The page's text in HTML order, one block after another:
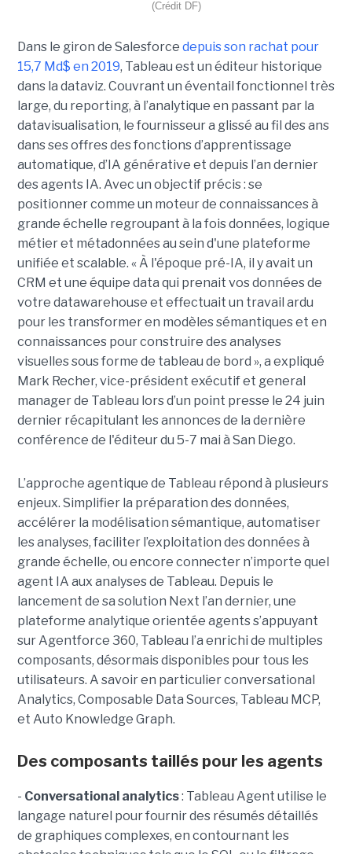
(Crédit DF)
Dans le giron de Salesforce depuis son rachat pour
15,7 Md$ en 2019, Tableau est un éditeur historique
dans la dataviz. Couvrant un éventail fonctionnel très
large, du reporting, à l’analytique en passant par la
datavisualisation, le fournisseur a glissé au fil des ans
dans ses offres des fonctions d’apprentissage
automatique, d’IA générative et depuis l’an dernier
des agents IA. Avec un objectif précis : se
positionner comme un moteur de connaissances à
grande échelle regroupant à la fois données, logique
métier et métadonnées au sein d'une plateforme
unifiée et scalable. « À l'époque pré-IA, il y avait un
CRM et une équipe data qui prenait vos données de
votre datawarehouse et effectuait un travail ardu
pour les transformer en modèles sémantiques et en
connaissances pour construire des analyses
visuelles sous forme de tableau de bord », a expliqué
Mark Recher, vice-président exécutif et general
manager de Tableau lors d’un point presse le 24 juin
dernier récapitulant les annonces de la dernière
conférence de l'éditeur du 5-7 mai à San Diego.
L’approche agentique de Tableau répond à plusieurs
enjeux. Simplifier la préparation des données,
accélérer la modélisation sémantique, automatiser
les analyses, faciliter l’exploitation des données à
grande échelle, ou encore connecter n’importe quel
agent IA aux analyses de Tableau. Depuis le
lancement de sa solution Next l’an dernier, une
plateforme analytique orientée agents s’appuyant
sur Agentforce 360, Tableau l’a enrichi de multiples
composants, désormais disponibles pour tous les
utilisateurs. A savoir en particulier conversational
Analytics, Composable Data Sources, Tableau MCP,
et Auto Knowledge Graph.
Des composants taillés pour les agents
- Conversational analytics: Tableau Agent utilise le
langage naturel pour fournir des résumés détaillés
de graphiques complexes, en contournant les